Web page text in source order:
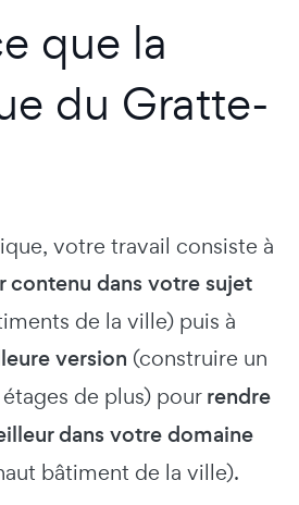
que la
du Gratte-
votre travail consiste à
contenu dans votre sujet
de la ville) puis à
version (construire un
de plus) pourrendre
dans votre domaine
bâtiment de la ville).